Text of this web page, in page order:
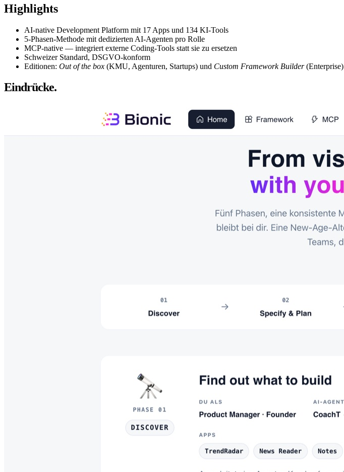
Highlights
AI-native Development Platform mit 17 Apps und 134 KI-Tools
5-Phasen-Methode mit dedizierten AI-Agenten pro Rolle
MCP-native — integriert externe Coding-Tools statt sie zu ersetzen
Schweizer Standard, DSGVO-konform
Editionen: Out of the box (KMU, Agenturen, Startups) und Custom Framework Builder(Enterprise)
Eindrücke.